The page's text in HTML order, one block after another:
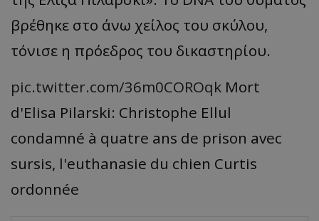
βρέθηκε στο άνω χείλος του σκύλου,
τόνισε η πρόεδρος του δικαστηρίου.
pic.twitter.com/36m0COROqk Mort
d'Elisa Pilarski: Christophe Ellul
condamné à quatre ans de prison avec
sursis, l'euthanasie du chien Curtis
ordonnée